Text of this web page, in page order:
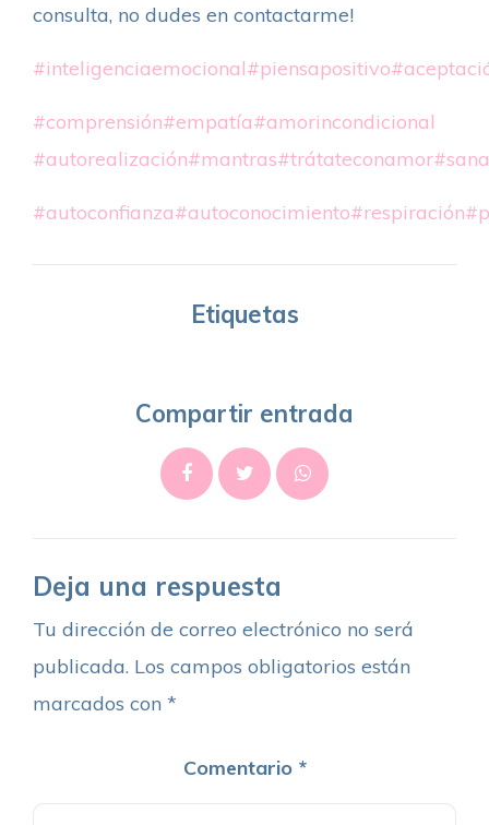
consulta, no dudes en contactarme!
#inteligenciaemocional#piensapositivo
#comprensión#empatía#amorincondicional
#autorealización#mantras#trátateconamor
#autoconfianza#autoconocimiento#respiración
Etiquetas
Compartir entrada
Deja una respuesta
Tu dirección de correo electrónico no será
publicada. Los campos obligatorios están
marcados con *
Comentario *